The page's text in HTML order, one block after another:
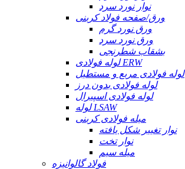
نوار نورد سرد
ورق/صفحه فولاد کربنی
ورق نورد گرم
ورق نورد سرد
بشقاب شطرنجی
لوله فولادی ERW
لوله فولادی مربع و مستطیل
لوله فولادی بدون درز
لوله فولادی اسپیرال
لوله LSAW
میله فولادی کربنی
نوار تغییر شکل یافته
نوار تخت
میله سیم
فولاد گالوانیزه